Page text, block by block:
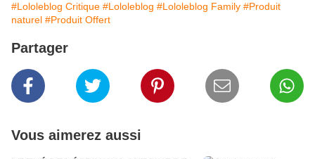
#Lololeblog Critique #Lololeblog #Lololeblog Family #Produit
naturel #Produit Offert
Partager
Vous aimerez aussi